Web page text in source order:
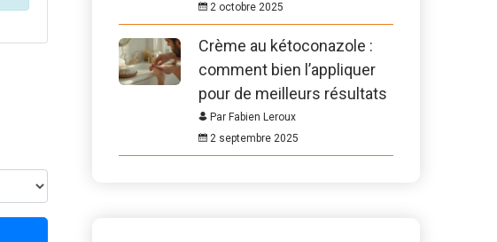
2 octobre 2025
Crème au kétoconazole :
comment bien l’appliquer
pour de meilleurs résultats
Par Fabien Leroux
2 septembre 2025